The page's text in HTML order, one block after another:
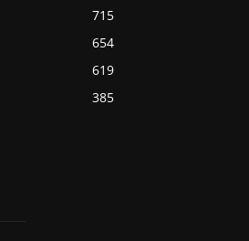
715
654
619
385